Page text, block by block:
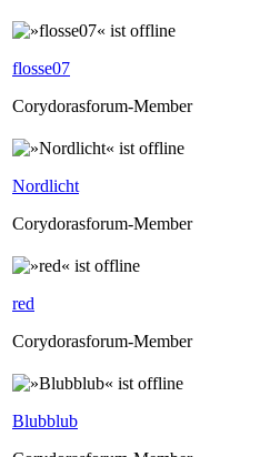
flosse07
Corydorasforum-Member
Nordlicht
Corydorasforum-Member
red
Corydorasforum-Member
Blubblub